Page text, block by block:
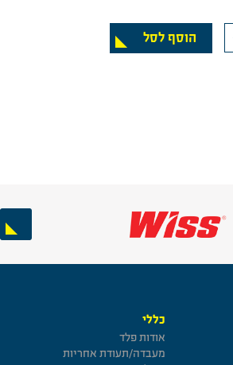
הוסף לסל
Next
כללי
אודות פלד
מעבדה/תעודת אחריות